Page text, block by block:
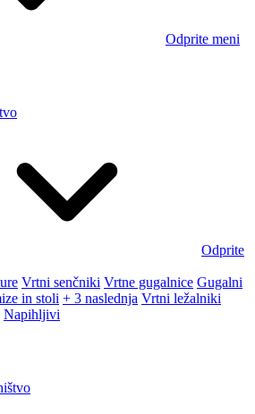
Odprite meni
Odprite
Vrtni senčniki Vrtne gugalnice Gugalni
in stoli + 3 naslednja Vrtni ležalniki
Napihljivi